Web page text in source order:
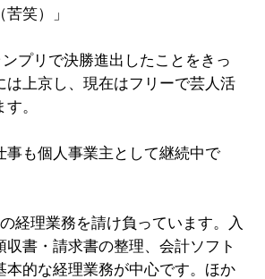
笑）」
プリで決勝進出したことをきっ
は上京し、現在はフリーで芸人活
。
事も個人事業主として継続中で
経理業務を請け負っています。入
収書・請求書の整理、会計ソフト
本的な経理業務が中心です。ほか